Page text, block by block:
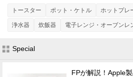
トースター ポット・ケトル ホットプレ
浄水器 炊飯器 電子レンジ・オーブンレ
Special
FPが解説！Apple